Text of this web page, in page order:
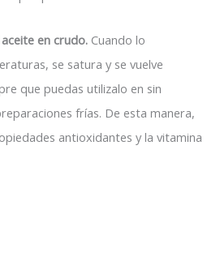
aceite en crudo. Cuando lo
se satura y se vuelve
que puedas utilizalo en sin
frías. De esta manera,
antioxidantes y la vitamina